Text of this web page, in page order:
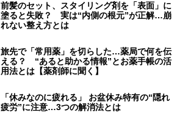
前髪のセット、スタイリング剤を「表面」に
塗ると失敗？ 実は“内側の根元”が正解…崩
れない整え方とは
旅先で「常用薬」を切らした…薬局で何を伝
える？ “あると助かる情報”とお薬手帳の活
用法とは【薬剤師に聞く】
「休みなのに疲れる」 お盆休み特有の“隠れ
疲労”に注意…3つの解消法とは